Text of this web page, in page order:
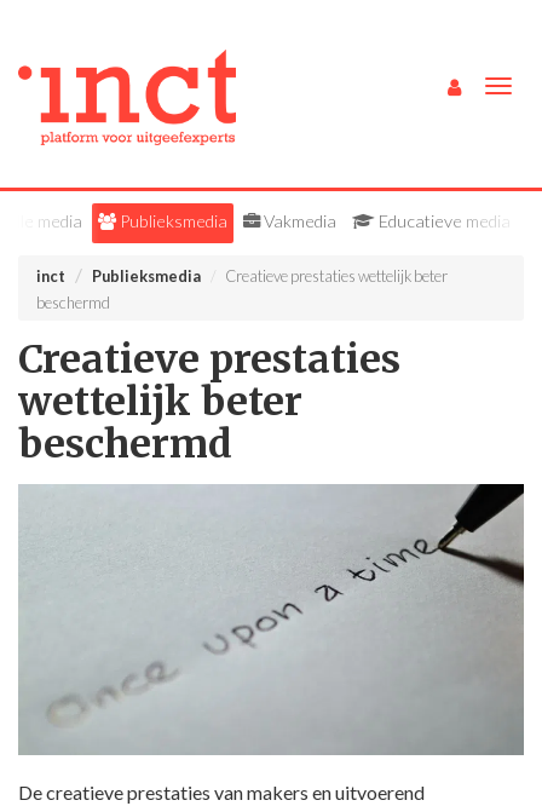
Alle media Publieksmedia Vakmedia Educatieve media
inct Publieksmedia
Creatieve prestaties wettelijk beter
beschermd
Creatieve prestaties
wettelijk beter
beschermd
De creatieve prestaties van makers en uitvoerend